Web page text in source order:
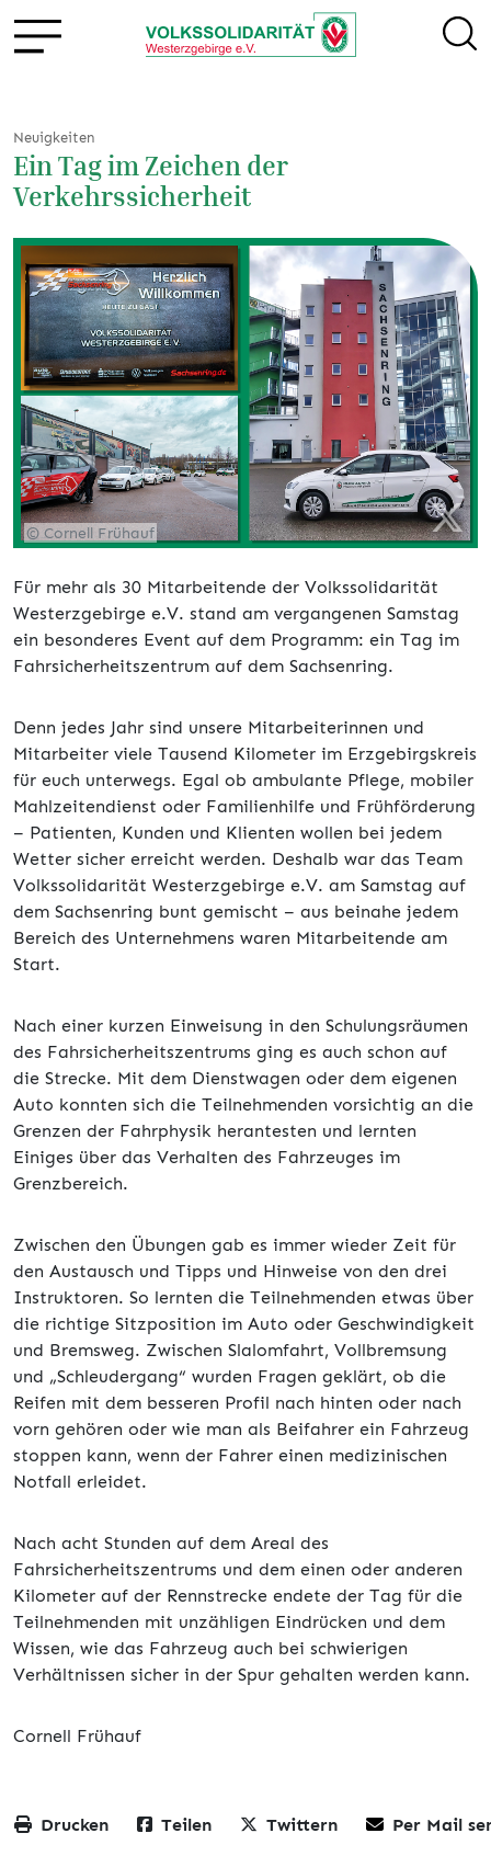
Neuigkeiten
Ein Tag im Zeichen der
Verkehrssicherheit
© Cornell Frühauf
Für mehr als 30 Mitarbeitende der Volkssolidarität
Westerzgebirge e.V. stand am vergangenen Samstag
ein besonderes Event auf dem Programm: ein Tag im
Fahrsicherheitszentrum auf dem Sachsenring.
Denn jedes Jahr sind unsere Mitarbeiterinnen und
Mitarbeiter viele Tausend Kilometer im Erzgebirgskreis
für euch unterwegs. Egal ob ambulante Pflege, mobiler
Mahlzeitendienst oder Familienhilfe und Frühförderung
– Patienten, Kunden und Klienten wollen bei jedem
Wetter sicher erreicht werden. Deshalb war das Team
Volkssolidarität Westerzgebirge e.V. am Samstag auf
dem Sachsenring bunt gemischt – aus beinahe jedem
Bereich des Unternehmens waren Mitarbeitende am
Start.
Nach einer kurzen Einweisung in den Schulungsräumen
des Fahrsicherheitszentrums ging es auch schon auf
die Strecke. Mit dem Dienstwagen oder dem eigenen
Auto konnten sich die Teilnehmenden vorsichtig an die
Grenzen der Fahrphysik herantesten und lernten
Einiges über das Verhalten des Fahrzeuges im
Grenzbereich.
Zwischen den Übungen gab es immer wieder Zeit für
den Austausch und Tipps und Hinweise von den drei
Instruktoren. So lernten die Teilnehmenden etwas über
die richtige Sitzposition im Auto oder Geschwindigkeit
und Bremsweg. Zwischen Slalomfahrt, Vollbremsung
und „Schleudergang“ wurden Fragen geklärt, ob die
Reifen mit dem besseren Profil nach hinten oder nach
vorn gehören oder wie man als Beifahrer ein Fahrzeug
stoppen kann, wenn der Fahrer einen medizinischen
Notfall erleidet.
Nach acht Stunden auf dem Areal des
Fahrsicherheitszentrums und dem einen oder anderen
Kilometer auf der Rennstrecke endete der Tag für die
Teilnehmenden mit unzähligen Eindrücken und dem
Wissen, wie das Fahrzeug auch bei schwierigen
Verhältnissen sicher in der Spur gehalten werden kann.
Cornell Frühauf
Drucken Teilen Twittern Per Mail